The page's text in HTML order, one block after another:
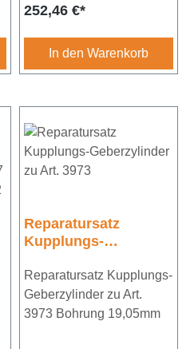
Durchmesser
Achtung: Artikel muss bei
UNIVOIT GmbH
Regulärer Preis:
252,46 €*
In den Warenkorb
Reparatursatz
Kupplungs-
3973
Reparatursatz Kupplungs-
Geberzylinder zu Art.
3973 Bohrung 19,05mm